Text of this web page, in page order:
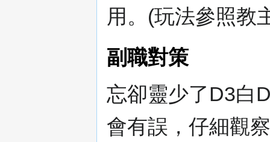
用。(玩法參照教
副職對策
忘卻靈少了D3白
會有誤，仔細觀